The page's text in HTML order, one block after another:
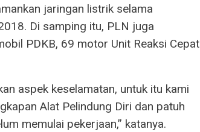
jaringan listrik selama
Di samping itu, PLN juga
PDKB, 69 motor Unit Reaksi Cepat
aspek keselamatan, untuk itu kami
Alat Pelindung Diri dan patuh
memulai pekerjaan,” katanya.